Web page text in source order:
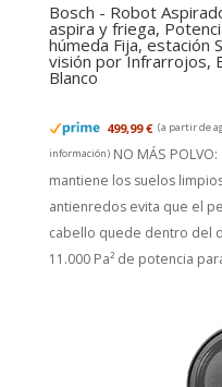
Bosch - Robot
aspira y friega,
húmeda Fija, estación
visión por Infrarrojos,
Blanco
499,99 € (a partir de
información) NO MÁS
mantiene los suelos
antienredos evita que el
cabello quede dentro del
11.000 Pa² de potencia